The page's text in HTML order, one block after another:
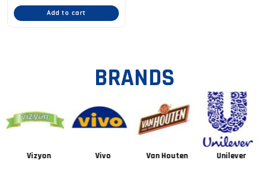
Add to cart
BRANDS
Vizyon Vivo Van Houten Unilever